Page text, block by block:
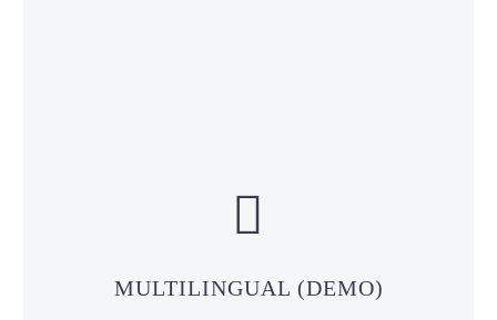


MULTILINGUAL (DEMO)